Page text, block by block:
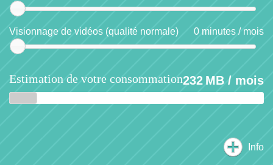
Visionnage de vidéos (qualité normale) 0 minutes / mois
Estimation de votre consommation232 MB / mois
Info